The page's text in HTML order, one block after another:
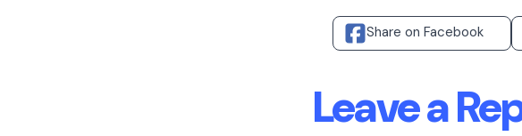
Share on Facebook
Leave a